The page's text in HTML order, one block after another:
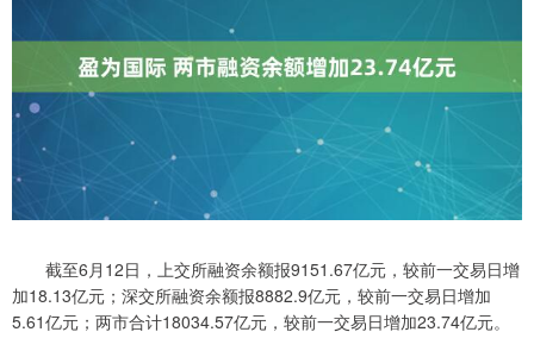
截至6月12日，上交所融资余额报9151.67亿元，较前一交易日增
加18.13亿元；深交所融资余额报8882.9亿元，较前一交易日增加
5.61亿元；两市合计18034.57亿元，较前一交易日增加23.74亿元。